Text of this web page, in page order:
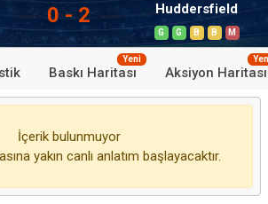
0 - 2 Huddersfield
G G B B M
Baskı Haritası
Yeni
Aksiyon Haritası
İçerik bulunmuyor
yakın canlı anlatım başlayacaktır.